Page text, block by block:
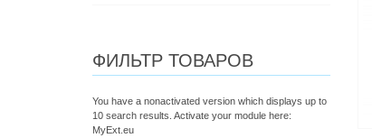
ФИЛЬТР ТОВАРОВ
You have a nonactivated version which displays up to
10 search results. Activate your module here:
MyExt.eu